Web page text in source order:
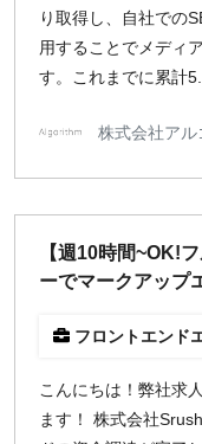
り取得し、自社での
用することでメディ
す。これまでに累計5...
株式会社アル
【週10時間~OK!
ーでマークアップ
フロントエンド
こんにちは！弊社求
ます！ 株式会社